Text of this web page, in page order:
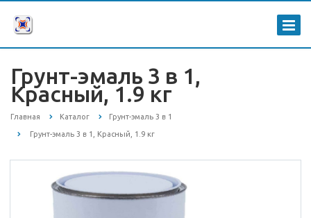
Грунт-эмаль 3 в 1,
Красный, 1.9 кг
Главная Каталог Грунт-эмаль 3 в 1
Грунт-эмаль 3 в 1, Красный, 1.9 кг